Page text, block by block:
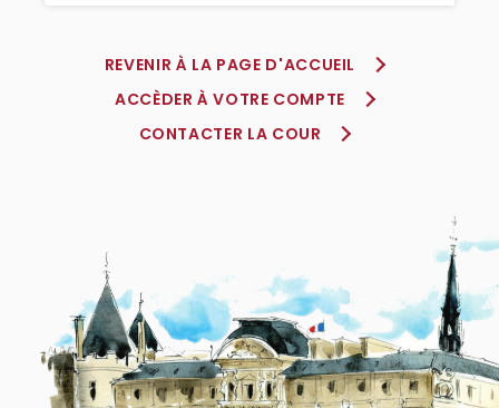
REVENIR À LA PAGE D'ACCUEIL
ACCÈDER À VOTRE COMPTE
CONTACTER LA COUR